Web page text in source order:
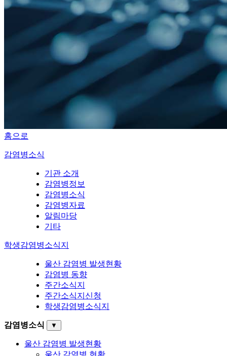
홈으로
감염병소식
기관 소개
감염병정보
감염병소식
감염병자료
알림마당
기타
학생감염병소식지
울산 감염병 발생현황
감염병 동향
주간소식지
주간소식지신청
학생감염병소식지
감염병소식 ▼
울산 감염병 발생현황
울산 감염병 현황